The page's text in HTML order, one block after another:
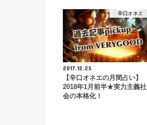
辛口オネエ
2017.12.25
【辛口オネエの月間占い】
2018年1月前半★実力主義社
会の本格化！